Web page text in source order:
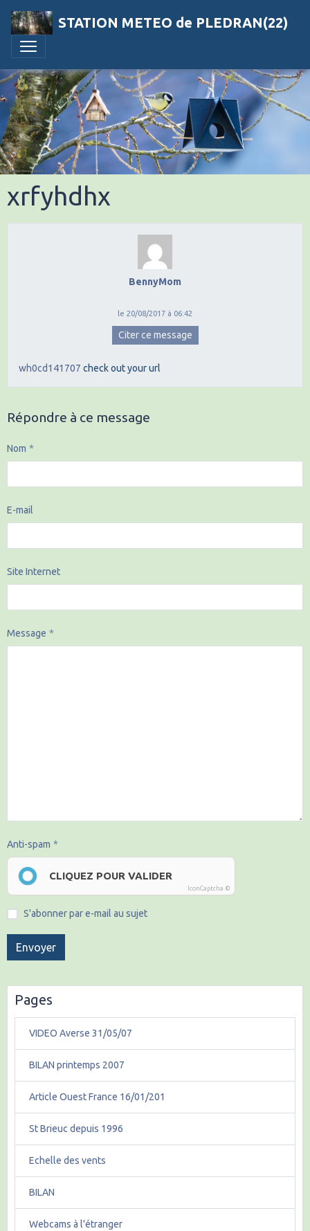
STATION METEO de PLEDRAN(22)
xrfyhdhx
BennyMom
le 20/08/2017 à 06:42
Citer ce message
wh0cd141707 check out your url
Répondre à ce message
Nom
E-mail
Site Internet
Message
Anti-spam
CLIQUEZ POUR VALIDER
IconCaptcha ©
S'abonner par e-mail au sujet
Envoyer
Pages
VIDEO Averse 31/05/07
BILAN printemps 2007
Article Ouest France 16/01/201
St Brieuc depuis 1996
Echelle des vents
BILAN
Webcams à l'étranger